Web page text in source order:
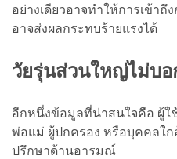
อย่างเดียวอาจทำให้การเข้า
อาจส่งผลกระทบร้ายแรงได้
วัยรุ่นส่วนใหญ่ไม่บอ
อีกหนึ่งข้อมูลที่น่าสนใจคือ ผู้ใ
พ่อแม่ ผู้ปกครอง หรือบุคคลใก
ปรึกษาด้านอารมณ์